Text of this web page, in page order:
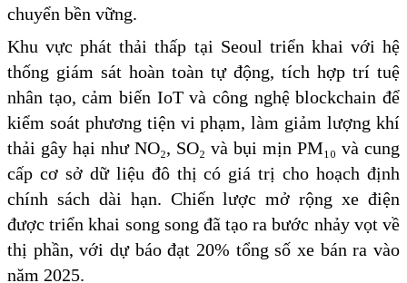
chuyển bền vững.
Khu vực phát thải thấp tại Seoul triển khai với hệ
thống giám sát hoàn toàn tự động, tích hợp trí tuệ
nhân tạo, cảm biến IoT và công nghệ blockchain để
kiểm soát phương tiện vi phạm, làm giảm lượng khí
thải gây hại như NO₂, SO₂ và bụi mịn PM₁₀ và cung
cấp cơ sở dữ liệu đô thị có giá trị cho hoạch định
chính sách dài hạn. Chiến lược mở rộng xe điện
được triển khai song song đã tạo ra bước nhảy vọt về
thị phần, với dự báo đạt 20% tổng số xe bán ra vào
năm 2025.